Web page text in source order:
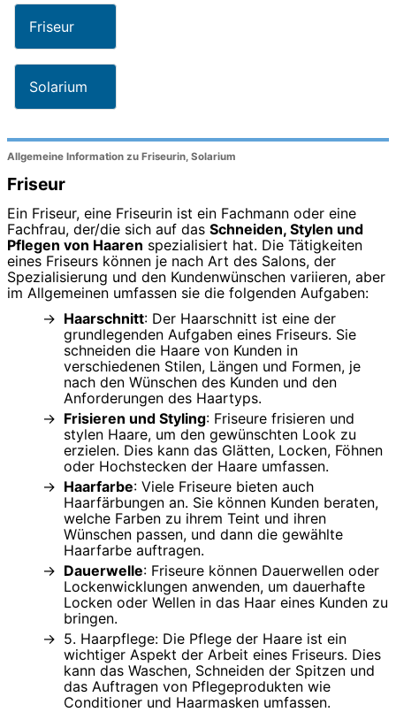
Friseur
Solarium
Allgemeine Information zu Friseurin, Solarium
Friseur
Ein Friseur, eine Friseurin ist ein Fachmann oder eine
Fachfrau, der/die sich auf das Schneiden, Stylen und
Pflegen von Haaren spezialisiert hat. Die Tätigkeiten
eines Friseurs können je nach Art des Salons, der
Spezialisierung und den Kundenwünschen variieren, aber
im Allgemeinen umfassen sie die folgenden Aufgaben:
Haarschnitt: Der Haarschnitt ist eine der
grundlegenden Aufgaben eines Friseurs. Sie
schneiden die Haare von Kunden in
verschiedenen Stilen, Längen und Formen, je
nach den Wünschen des Kunden und den
Anforderungen des Haartyps.
Frisieren und Styling: Friseure frisieren und
stylen Haare, um den gewünschten Look zu
erzielen. Dies kann das Glätten, Locken, Föhnen
oder Hochstecken der Haare umfassen.
Haarfarbe: Viele Friseure bieten auch
Haarfärbungen an. Sie können Kunden beraten,
welche Farben zu ihrem Teint und ihren
Wünschen passen, und dann die gewählte
Haarfarbe auftragen.
Dauerwelle: Friseure können Dauerwellen oder
Lockenwicklungen anwenden, um dauerhafte
Locken oder Wellen in das Haar eines Kunden zu
bringen.
5. Haarpflege: Die Pflege der Haare ist ein
wichtiger Aspekt der Arbeit eines Friseurs. Dies
kann das Waschen, Schneiden der Spitzen und
das Auftragen von Pflegeprodukten wie
Conditioner und Haarmasken umfassen.